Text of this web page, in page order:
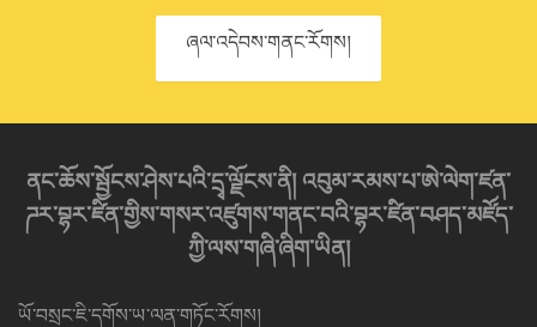
ཞལ་འདེབས་གནང་རོགས།
ནང་ཆོས་སྦྱོངས་ཤེས་པའི་དྲྭ་ལྗོངས་ནི། འབུམ་རམས་པ་ཨེ་ལེག་ཛན་
ཌར་བྷར་ཛིན་གྱིས་གསར་འཛུགས་གནང་བའི་བྷར་ཛིན་བཤད་མཛོད་
ཀྱི་ལས་གཞི་ཞིག་ཡིན།
ཡོ་བསྲང་ཇི་དགོས་ཡ་ལན་གཏོང་རོགས།